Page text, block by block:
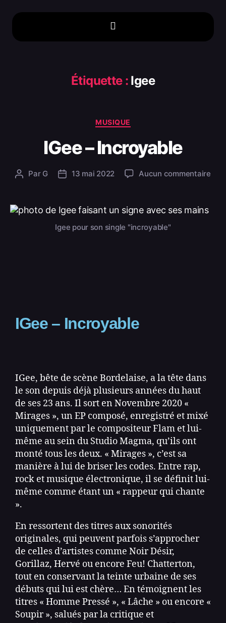
Étiquette : Igee
MUSIQUE
IGee – Incroyable
Par G 13 mai 2022 Aucun commentaire
Igee pour son single "incroyable"
IGee – Incroyable
IGee, bête de scène Bordelaise, a la tête dans
le son depuis déjà plusieurs années du haut
de ses 23 ans. Il sort en Novembre 2020 «
Mirages », un EP composé, enregistré et mixé
uniquement par le compositeur Flam et lui-
même au sein du Studio Magma, qu’ils ont
monté tous les deux. « Mirages », c’est sa
manière à lui de briser les codes. Entre rap,
rock et musique électronique, il se définit lui-
même comme étant un « rappeur qui chante
».
En ressortent des titres aux sonorités
originales, qui peuvent parfois s’approcher
de celles d’artistes comme Noir Désir,
Gorillaz, Hervé ou encore Feu! Chatterton,
tout en conservant la teinte urbaine de ses
débuts qui lui est chère… En témoignent les
titres « Homme Pressé », « Lâche » ou encore «
Soupir », salués par la critique et